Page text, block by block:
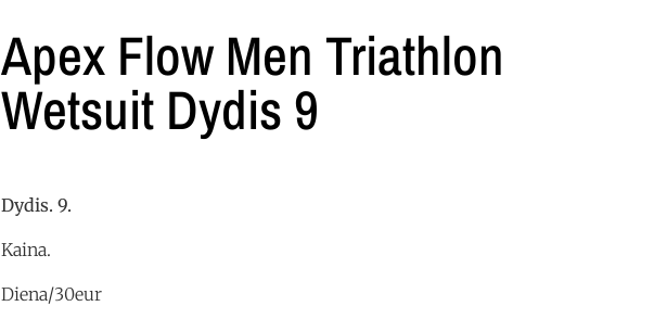
Apex Flow Men Triathlon
Wetsuit Dydis 9
Dydis. 9.
Kaina.
Diena/30eur